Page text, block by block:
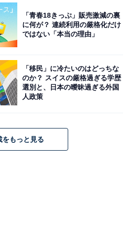
イ【ぺこぱ】 (@pekopa.shupei)
ングでは4位の「ぺこぱ」。
決勝進出を果たし、一躍人気
ケを相方の松陰寺太勇さんが
「青春18きっぷ」販売激減の裏
に何が？ 連続利用の厳格化だけ
ではない「本当の理由」
「移民」に冷たいのはどっちな
のか？ スイスの厳格過ぎる学歴
選別と、日本の曖昧過ぎる外国
人政策
をもっと見る